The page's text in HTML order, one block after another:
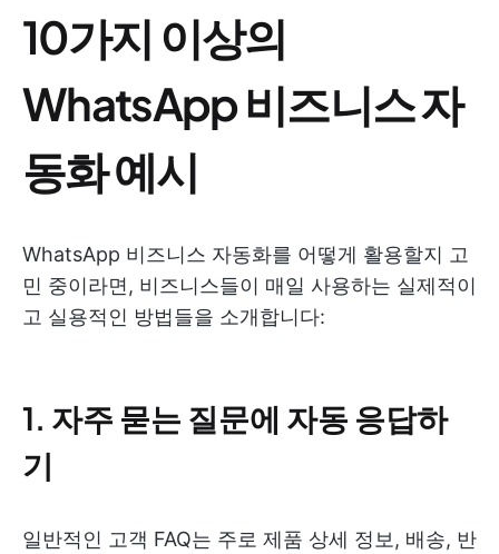
10가지 이상의
WhatsApp 비즈니스 자
동화 예시
WhatsApp 비즈니스 자동화를 어떻게 활용할지 고
민 중이라면, 비즈니스들이 매일 사용하는 실제적이
고 실용적인 방법들을 소개합니다:
1. 자주 묻는 질문에 자동 응답하
기
일반적인 고객 FAQ는 주로 제품 상세 정보, 배송, 반